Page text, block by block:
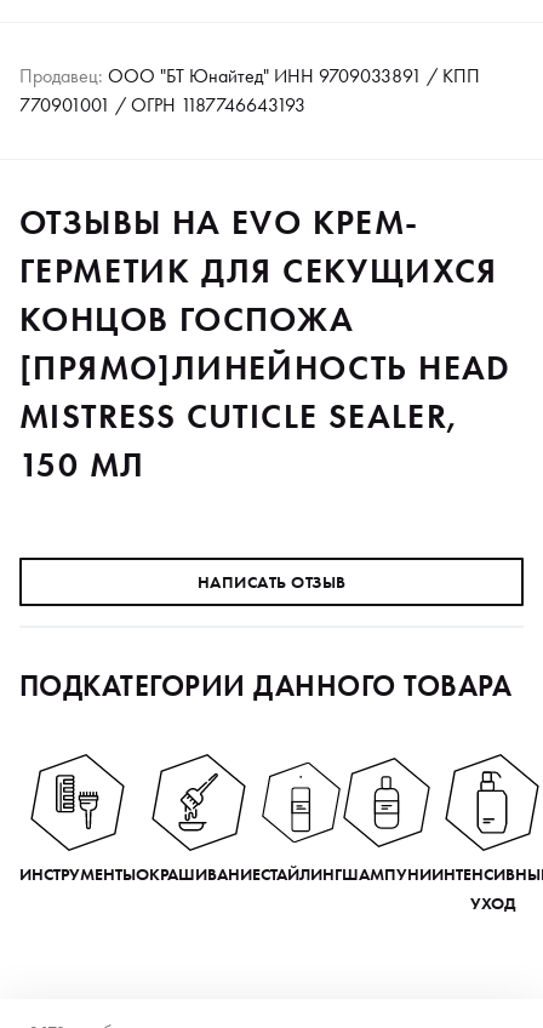
Продавец: ООО "БТ Юнайтед" ИНН 9709033891 / КПП
770901001 / ОГРН 1187746643193
ОТЗЫВЫ НА EVO КРЕМ-
ГЕРМЕТИК ДЛЯ СЕКУЩИХСЯ
КОНЦОВ ГОСПОЖА
[ПРЯМО]ЛИНЕЙНОСТЬ HEAD
MISTRESS CUTICLE SEALER,
150 МЛ
НАПИСАТЬ ОТЗЫВ
ПОДКАТЕГОРИИ ДАННОГО ТОВАРА
ИНСТРУМЕНТЫОКРАШИВАНИЕСТАЙЛИНГШАМПУНИ
УХОД